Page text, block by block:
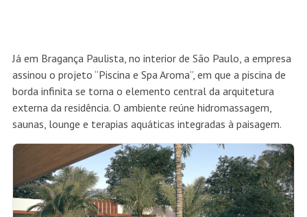
Já em Bragança Paulista, no interior de São Paulo, a empresa
assinou o projeto “Piscina e Spa Aroma”, em que a piscina de
borda infinita se torna o elemento central da arquitetura
externa da residência. O ambiente reúne hidromassagem,
saunas, lounge e terapias aquáticas integradas à paisagem.